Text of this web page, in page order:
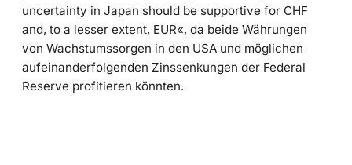
uncertainty in Japan should be supportive for CHF
and, to a lesser extent, EUR«, da beide Währungen
von Wachstumssorgen in den USA und möglichen
aufeinanderfolgenden Zinssenkungen der Federal
Reserve profitieren könnten.